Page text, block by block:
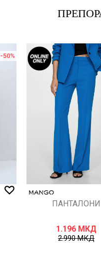
-50%
ПАНТАЛОНИ
1.196 МКД
2.990МКД